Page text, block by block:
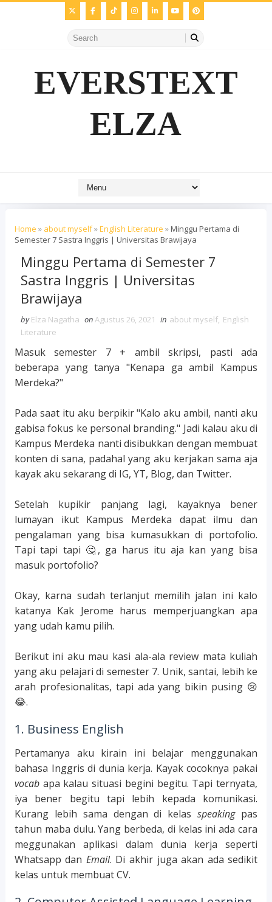
EVERSTEXT
ELZA
Home » about myself»English Literature »Minggu Pertama di
Semester 7 Sastra Inggris | Universitas Brawijaya
Minggu Pertama di Semester 7
Sastra Inggris | Universitas
Brawijaya
by Elza Nagatha onAgustus 26, 2021 in about myself, English
Literature
Masuk semester 7 + ambil skripsi, pasti ada
beberapa yang tanya "Kenapa ga ambil Kampus
Merdeka?"
Pada saat itu aku berpikir "Kalo aku ambil, nanti aku
gabisa fokus ke personal branding." Jadi kalau aku di
Kampus Merdeka nanti disibukkan dengan membuat
konten di sana, padahal yang aku kerjakan sama aja
kayak aku sekarang di IG, YT, Blog, dan Twitter.
Setelah kupikir panjang lagi, kayaknya bener
lumayan ikut Kampus Merdeka dapat ilmu dan
pengalaman yang bisa kumasukkan di portofolio.
Tapi tapi tapi 🤔, ga harus itu aja kan yang bisa
masuk portofolio?
Okay, karna sudah terlanjut memilih jalan ini kalo
katanya Kak Jerome harus memperjuangkan apa
yang udah kamu pilih.
Berikut ini aku mau kasi ala-ala review mata kuliah
yang aku pelajari di semester 7. Unik, santai, lebih ke
arah profesionalitas, tapi ada yang bikin pusing 😢
😂.
1. Business English
Pertamanya aku kirain ini belajar menggunakan
bahasa Inggris di dunia kerja. Kayak cocoknya pakai
vocabapa kalau situasi begini begitu. Tapi ternyata,
iya bener begitu tapi lebih kepada komunikasi.
Kurang lebih sama dengan di kelasspeakingpas
tahun maba dulu. Yang berbeda, di kelas ini ada cara
meggunakan aplikasi dalam dunia kerja seperti
Whatsapp dan Email. Di akhir juga akan ada sedikit
kelas untuk membuat CV.